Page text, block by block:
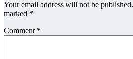
Your email address will not be published.
marked *
Comment *